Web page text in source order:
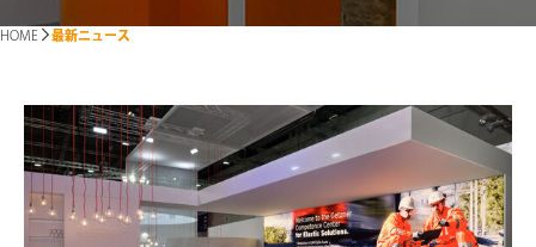
HOME 最新ニュース